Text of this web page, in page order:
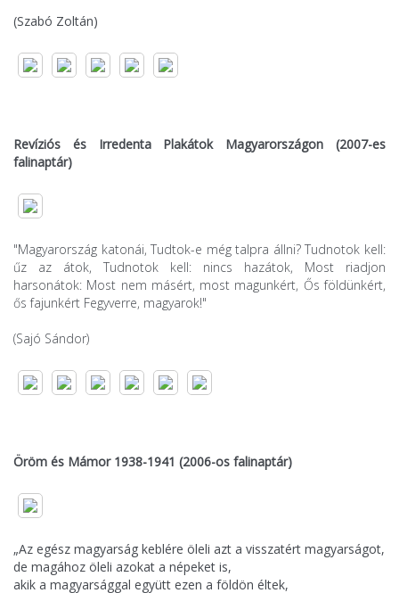
(Szabó Zoltán)
Revíziós és Irredenta Plakátok Magyarországon (2007-es
falinaptár)
"Magyarország katonái, Tudtok-e még talpra állni? Tudnotok kell:
űz az átok, Tudnotok kell: nincs hazátok, Most riadjon
harsonátok: Most nem másért, most magunkért, Ős földünkért,
ős fajunkért Fegyverre, magyarok!"
(Sajó Sándor)
Öröm és Mámor 1938-1941 (2006-os falinaptár)
„Az egész magyarság keblére öleli azt a visszatért magyarságot,
de magához öleli azokat a népeket is,
akik a magyarsággal együtt ezen a földön éltek,